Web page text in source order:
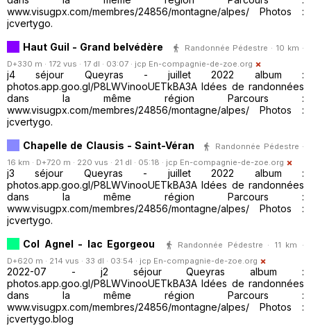
www.visugpx.com/membres/24856/montagne/alpes/ Photos :
jcvertygo.
Haut Guil - Grand belvédère
Randonnée Pédestre · 10 km ·
D+330 m · 172 vus · 17 dl · 03:07 · jcp En-compagnie-de-zoe.org
j4 séjour Queyras - juillet 2022 album :
photos.app.goo.gl/P8LWVinooUETkBA3A Idées de randonnées
dans la même région Parcours :
www.visugpx.com/membres/24856/montagne/alpes/ Photos :
jcvertygo.
Chapelle de Clausis - Saint-Véran
Randonnée Pédestre ·
16 km · D+720 m · 220 vus · 21 dl · 05:18 · jcp En-compagnie-de-zoe.org
j3 séjour Queyras - juillet 2022 album :
photos.app.goo.gl/P8LWVinooUETkBA3A Idées de randonnées
dans la même région Parcours :
www.visugpx.com/membres/24856/montagne/alpes/ Photos :
jcvertygo.
Col Agnel - lac Egorgeou
Randonnée Pédestre · 11 km ·
D+620 m · 214 vus · 33 dl · 03:54 · jcp En-compagnie-de-zoe.org
2022-07 - j2 séjour Queyras album :
photos.app.goo.gl/P8LWVinooUETkBA3A Idées de randonnées
dans la même région Parcours :
www.visugpx.com/membres/24856/montagne/alpes/ Photos :
jcvertygo.blog